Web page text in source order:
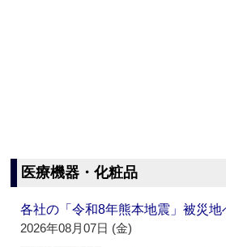
医療機器・化粧品
各社の「令和8年熊本地震」被災地
2026年08月07日 (金)